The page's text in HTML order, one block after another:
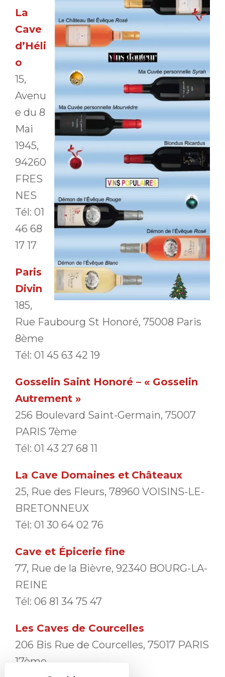
La
Cave
d’Héli
o
15,
Avenu
e du 8
Mai
1945,
94260
FRES
NES
Tél: 01
46 68
17 17
Paris
Divin
185,
Rue Faubourg St Honoré, 75008 Paris
8ème
Tél: 01 45 63 42 19
Gosselin Saint Honoré – « Gosselin
Autrement »
256 Boulevard Saint-Germain, 75007
PARIS 7ème
Tél: 01 43 27 68 11
La Cave Domaines et Châteaux
25, Rue des Fleurs, 78960 VOISINS-LE-
BRETONNEUX
Tél: 01 30 64 02 76
Cave et Épicerie fine
77, Rue de la Bièvre, 92340 BOURG-LA-
REINE
Tél: 06 81 34 75 47
Les Caves de Courcelles
206 Bis Rue de Courcelles, 75017 PARIS
17ème